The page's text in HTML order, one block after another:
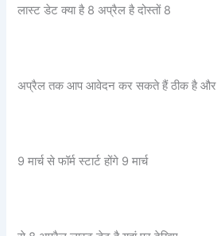
लास्ट डेट क्या है 8 अप्रैल है दोस्तों 8
अप्रैल तक आप आवेदन कर सकते हैं ठीक है और
9 मार्च से फॉर्म स्टार्ट होंगे 9 मार्च